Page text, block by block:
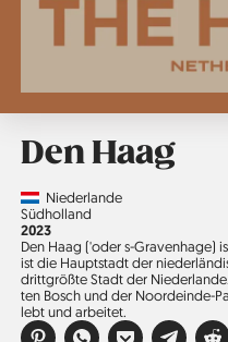
Den Haag
CountryNiederlande
Region
Südholland
Jahr
2023
Den Haag ('oder s-Gravenhage)
ist die Hauptstadt der
drittgrößte Stadt der
ten Bosch und der Noord­einde-
lebt und arbeitet.